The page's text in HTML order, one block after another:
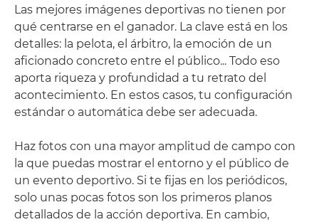
Las mejores imágenes deportivas no tienen por
qué centrarse en el ganador. La clave está en los
detalles: la pelota, el árbitro, la emoción de un
aficionado concreto entre el público... Todo eso
aporta riqueza y profundidad a tu retrato del
acontecimiento. En estos casos, tu configuración
estándar o automática debe ser adecuada.
Haz fotos con una mayor amplitud de campo con
la que puedas mostrar el entorno y el público de
un evento deportivo. Si te fijas en los periódicos,
solo unas pocas fotos son los primeros planos
detallados de la acción deportiva. En cambio,